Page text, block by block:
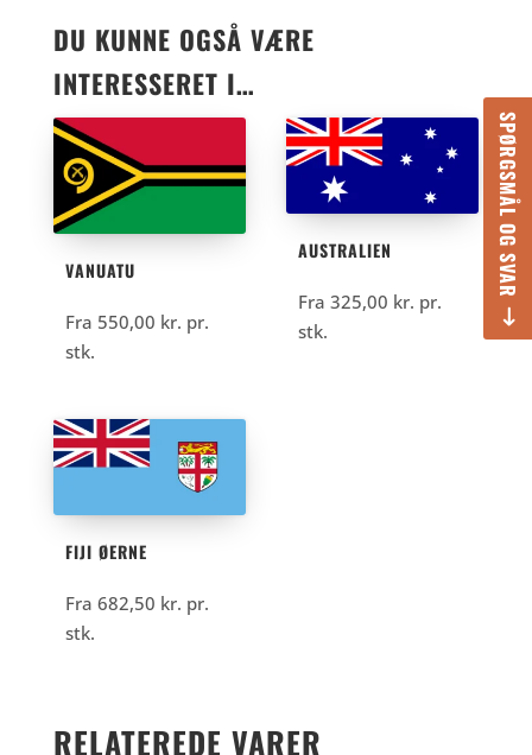
SPØRGSMÅL OG SVAR
DU KUNNE OGSÅ VÆRE
INTERESSERET I…
VANUATU
Fra 550,00 kr. pr.
stk.
AUSTRALIEN
Fra325,00 kr. pr.
stk.
FIJI ØERNE
Fra 682,50 kr. pr.
stk.
RELATEREDE VARER